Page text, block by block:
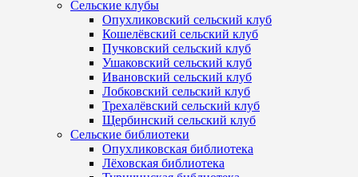
Сельские клубы
Опухликовский сельский клуб
Кошелёвский сельский клуб
Пучковский сельский клуб
Ушаковский сельский клуб
Ивановский сельский клуб
Лобковский сельский клуб
Трехалёвский сельский клуб
Щербинский сельский клуб
Сельские библиотеки
Опухликовская библиотека
Лёховская библиотека